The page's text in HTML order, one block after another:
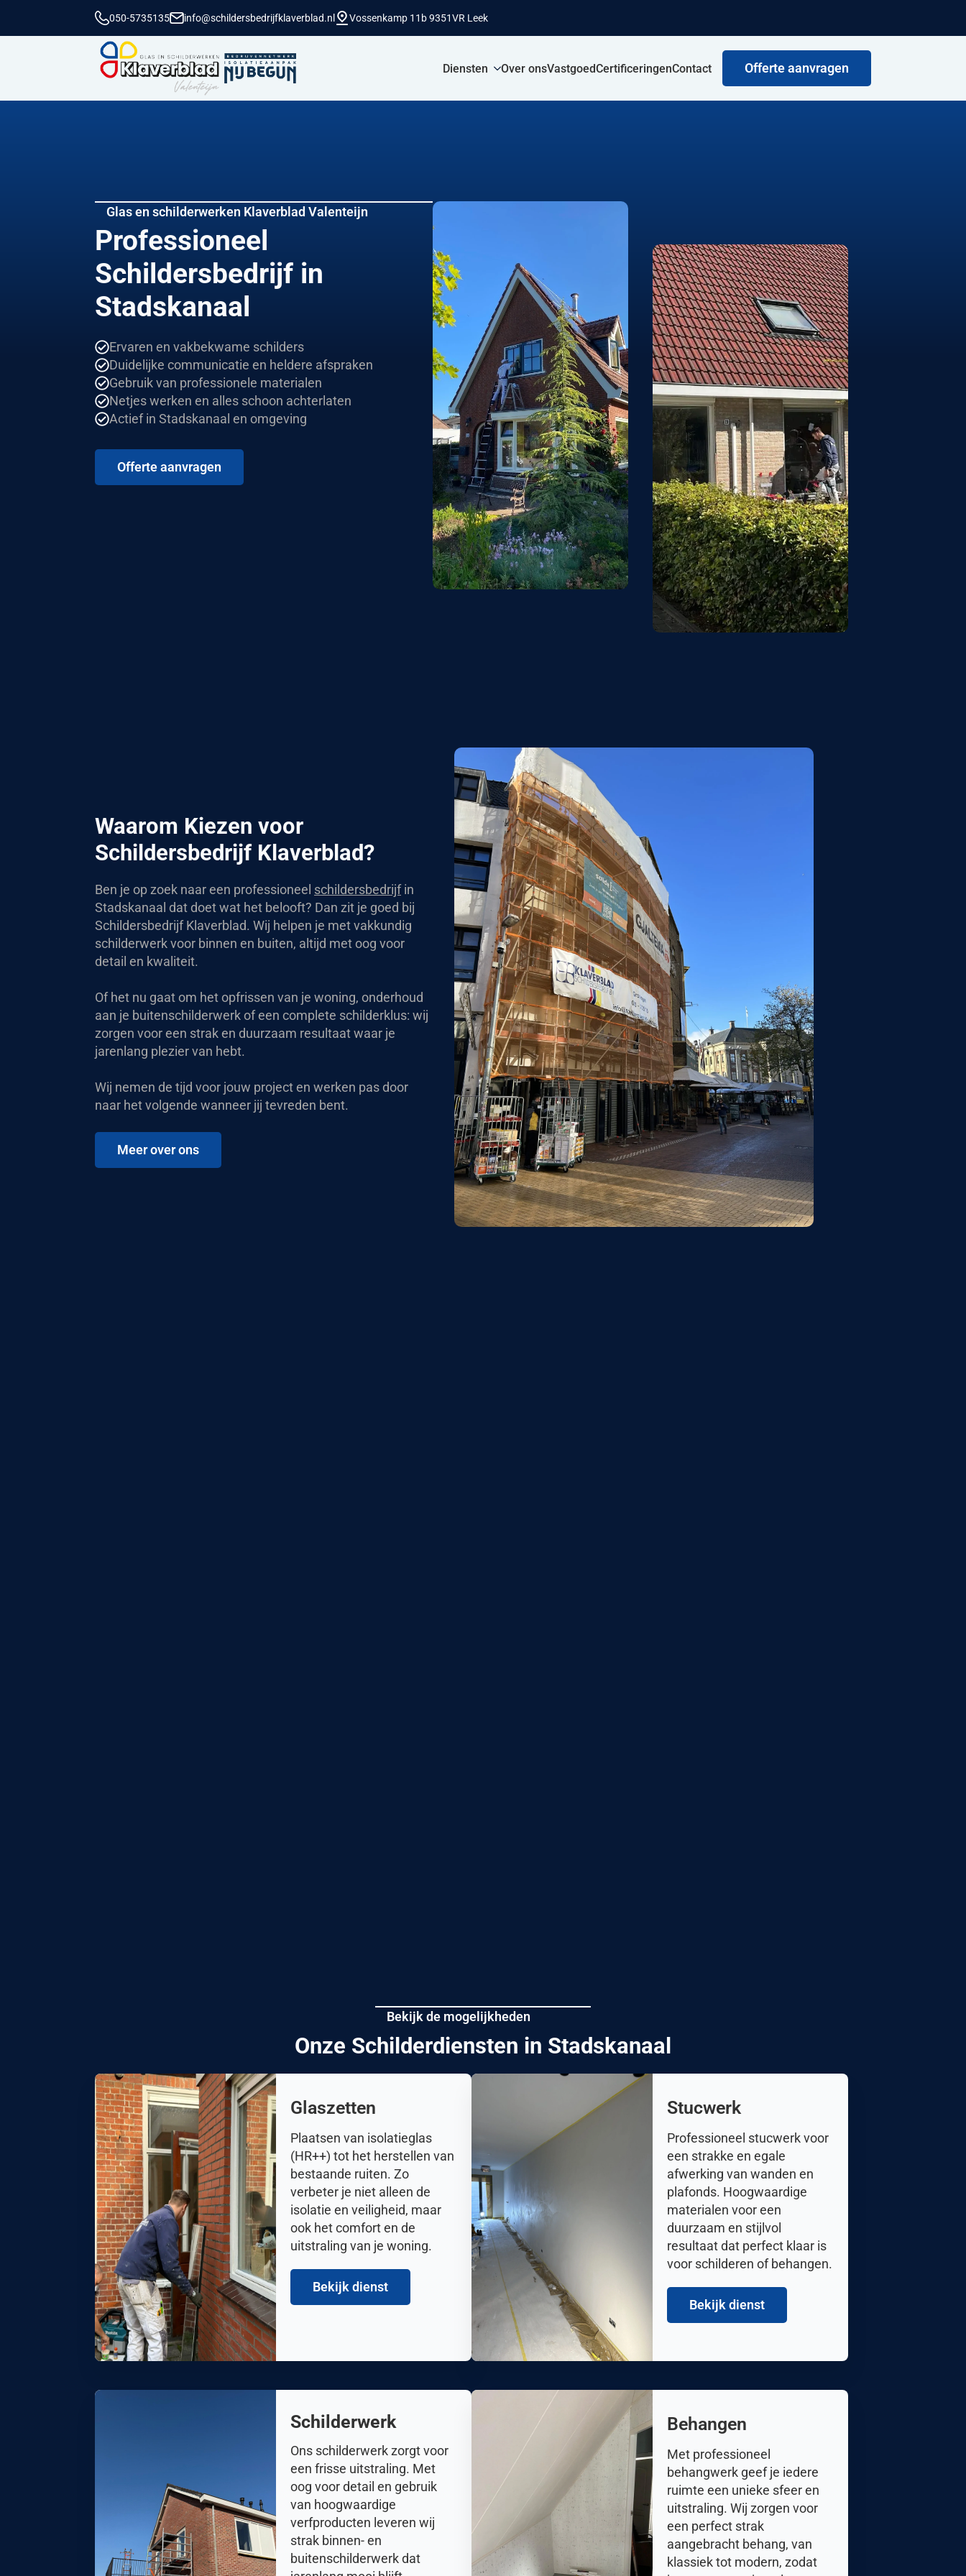
050-5735135 info@schildersbedrijfklaverblad.nl Vossenkamp 11b 9351VR Leek
Diensten Over onsVastgoedCertificeringenContact Offerte aanvragen
Glas en schilderwerken Klaverblad Valenteijn
Professioneel
Schildersbedrijf in
Stadskanaal
Ervaren en vakbekwame schilders
Duidelijke communicatie en heldere afspraken
Gebruik van professionele materialen
Netjes werken en alles schoon achterlaten
Actief in Stadskanaal en omgeving
Offerte aanvragen
Waarom Kiezen voor
Schildersbedrijf Klaverblad?
Ben je op zoek naar een professioneel schildersbedrijfin
Stadskanaal dat doet wat het belooft? Dan zit je goed bij
Schildersbedrijf Klaverblad. Wij helpen je met vakkundig
schilderwerk voor binnen en buiten, altijd met oog voor
detail en kwaliteit.
Of het nu gaat om het opfrissen van je woning, onderhoud
aan je buitenschilderwerk of een complete schilderklus: wij
zorgen voor een strak en duurzaam resultaat waar je
jarenlang plezier van hebt.
Wij nemen de tijd voor jouw project en werken pas door
naar het volgende wanneer jij tevreden bent.
Meer over ons
Bekijk de mogelijkheden
Onze Schilderdiensten in Stadskanaal
Glaszetten
Plaatsen van isolatieglas
(HR++) tot het herstellen van
bestaande ruiten. Zo
verbeter je niet alleen de
isolatie en veiligheid, maar
ook het comfort en de
uitstraling van je woning.
Bekijk dienst
Schilderwerk
Ons schilderwerk zorgt voor
een frisse uitstraling. Met
oog voor detail en gebruik
van hoogwaardige
verfproducten leveren wij
strak binnen- en
buitenschilderwerk dat
Stucwerk
Professioneel stucwerk voor
een strakke en egale
afwerking van wanden en
plafonds. Hoogwaardige
materialen voor een
duurzaam en stijlvol
resultaat dat perfect klaar is
voor schilderen of behangen.
Bekijk dienst
Behangen
Met professioneel
behangwerk geef je iedere
ruimte een unieke sfeer en
uitstraling. Wij zorgen voor
een perfect strak
aangebracht behang, van
klassiek tot modern, zodat